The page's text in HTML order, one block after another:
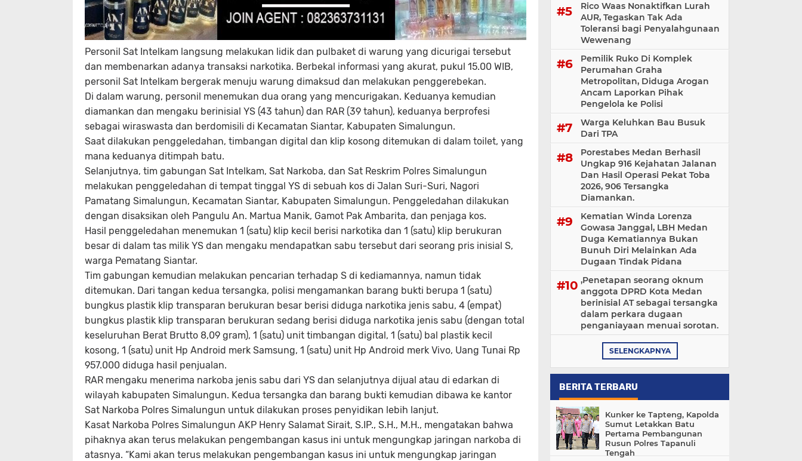
Personil Sat Intelkam langsung melakukan lidik dan pulbaket di warung yang dicurigai tersebut
dan membenarkan adanya transaksi narkotika. Berbekal informasi yang akurat, pukul 15.00 WIB,
personil Sat Intelkam bergerak menuju warung dimaksud dan melakukan penggerebekan.
Di dalam warung, personil menemukan dua orang yang mencurigakan. Keduanya kemudian
diamankan dan mengaku berinisial YS (43 tahun) dan RAR (39 tahun), keduanya berprofesi
sebagai wiraswasta dan berdomisili di Kecamatan Siantar, Kabupaten Simalungun.
Saat dilakukan penggeledahan, timbangan digital dan klip kosong ditemukan di dalam toilet, yang
mana keduanya ditimpah batu.
Selanjutnya, tim gabungan Sat Intelkam, Sat Narkoba, dan Sat Reskrim Polres Simalungun
melakukan penggeledahan di tempat tinggal YS di sebuah kos di Jalan Suri-Suri, Nagori
Pamatang Simalungun, Kecamatan Siantar, Kabupaten Simalungun. Penggeledahan dilakukan
dengan disaksikan oleh Pangulu An. Martua Manik, Gamot Pak Ambarita, dan penjaga kos.
Hasil penggeledahan menemukan 1 (satu) klip kecil berisi narkotika dan 1 (satu) klip berukuran
besar di dalam tas milik YS dan mengaku mendapatkan sabu tersebut dari seorang pris inisial S,
warga Pematang Siantar.
Tim gabungan kemudian melakukan pencarian terhadap S di kediamannya, namun tidak
ditemukan. Dari tangan kedua tersangka, polisi mengamankan barang bukti berupa 1 (satu)
bungkus plastik klip transparan berukuran besar berisi diduga narkotika jenis sabu, 4 (empat)
bungkus plastik klip transparan berukuran sedang berisi diduga narkotika jenis sabu (dengan total
keseluruhan Berat Brutto 8,09 gram), 1 (satu) unit timbangan digital, 1 (satu) bal plastik kecil
kosong, 1 (satu) unit Hp Android merk Samsung, 1 (satu) unit Hp Android merk Vivo, Uang Tunai Rp
957.000 diduga hasil penjualan.
RAR mengaku menerima narkoba jenis sabu dari YS dan selanjutnya dijual atau di edarkan di
wilayah kabupaten Simalungun. Kedua tersangka dan barang bukti kemudian dibawa ke kantor
Sat Narkoba Polres Simalungun untuk dilakukan proses penyidikan lebih lanjut.
Kasat Narkoba Polres Simalungun AKP Henry Salamat Sirait, S.IP., S.H., M.H., mengatakan bahwa
pihaknya akan terus melakukan pengembangan kasus ini untuk mengungkap jaringan narkoba di
atasnya. “Kami akan terus melakukan pengembangan kasus ini untuk mengungkap jaringan
Rico Waas Nonaktifkan Lurah
AUR, Tegaskan Tak Ada
Toleransi bagi Penyalahgunaan
Wewenang
Pemilik Ruko Di Komplek
Perumahan Graha
Metropolitan, Diduga Arogan
Ancam Laporkan Pihak
Pengelola ke Polisi
Warga Keluhkan Bau Busuk
Dari TPA
Porestabes Medan Berhasil
Ungkap 916 Kejahatan Jalanan
Dan Hasil Operasi Pekat Toba
2026, 906 Tersangka
Diamankan.
Kematian Winda Lorenza
Gowasa Janggal, LBH Medan
Duga Kematiannya Bukan
Bunuh Diri Melainkan Ada
Dugaan Tindak Pidana
,Penetapan seorang oknum
anggota DPRD Kota Medan
berinisial AT sebagai tersangka
dalam perkara dugaan
penganiayaan menuai sorotan.
SELENGKAPNYA
BERITA TERBARU
Kunker ke Tapteng, Kapolda
Sumut Letakkan Batu
Pertama Pembangunan
Rusun Polres Tapanuli
Tengah